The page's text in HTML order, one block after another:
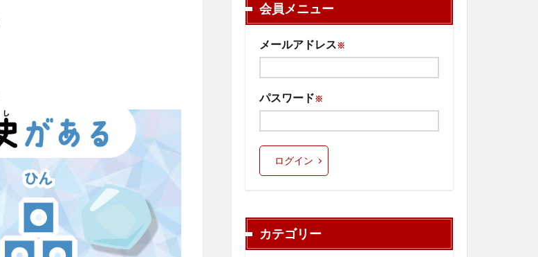
会員メニュー
メールアドレス※
パスワード※
ログイン
カテゴリー